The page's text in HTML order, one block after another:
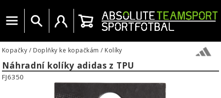
Menu Vyhledat Uživatelský účet
Košík
Kopačky / Doplňky ke kopačkám / Kolíky
Náhradní kolíky adidas z TPU
FJ6350